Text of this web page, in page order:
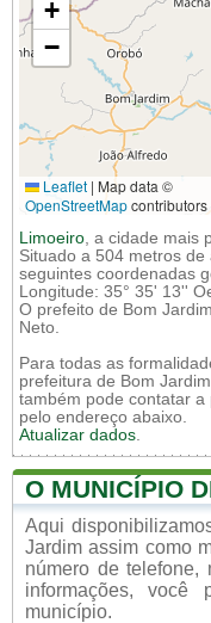
+
−
Leaflet | Map data ©
OpenStreetMapcontributors
Limoeiro, a cidade mais
Situado a 504 metros
seguintes coordenadas
Longitude: 35° 35' 13''
O prefeito de Bom
Neto.
Para todas as
prefeitura de Bom
também pode contatar
pelo endereço abaixo.
Atualizar dados.
O MUNICÍPIO
Aqui
Jardim assim como
número de
informações,
município.